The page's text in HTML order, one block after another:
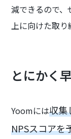
減できるので
上に向けた取り
とにかく
Yoomには収集
NPSスコアを